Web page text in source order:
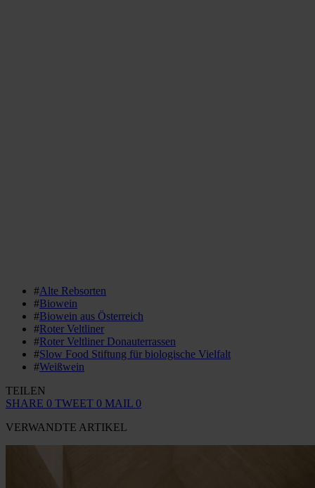
#Alte Rebsorten
#Biowein
#Biowein aus Österreich
#Roter Veltliner
#Roter Veltliner Donauterrassen
#Slow Food Stiftung für biologische Vielfalt
#Weißwein
TEILEN
SHARE 0 TWEET 0 MAIL 0
VERWANDTE ARTIKEL